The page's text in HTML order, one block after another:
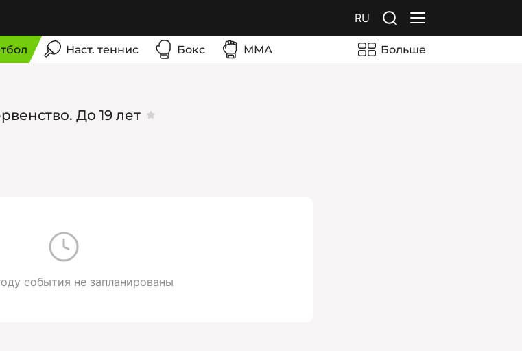
RU
Наст. теннис Бокс ММА Больше
До 19 лет
события не запланированы